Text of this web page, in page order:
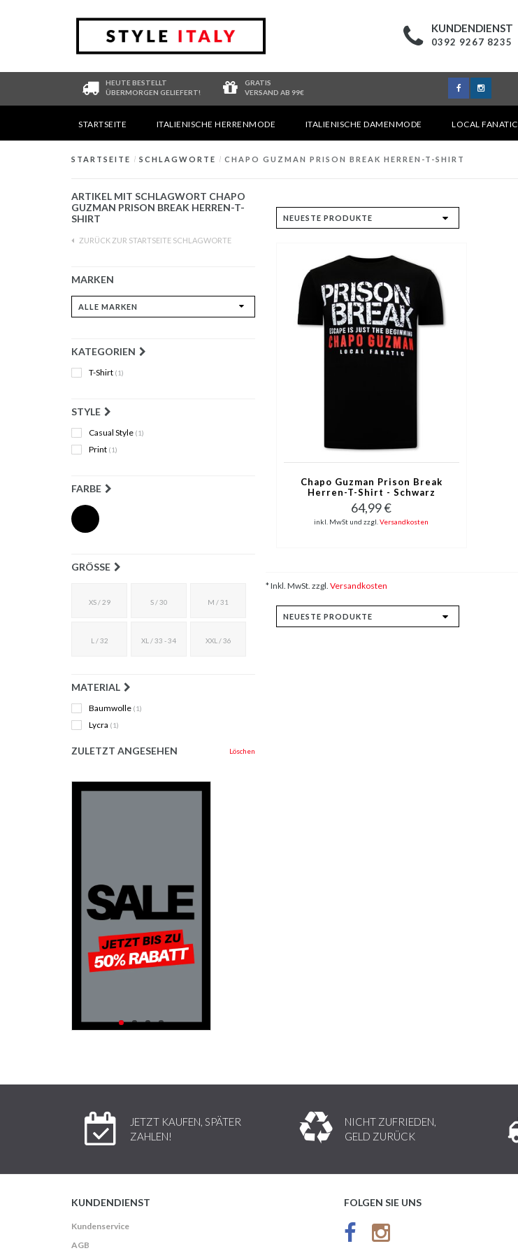
KUNDENDIENST
0392 9267 8235
HEUTE BESTELLT
ÜBERMORGEN GELIEFERT!
GRATIS
VERSAND AB 99€
STARTSEITE ITALIENISCHE HERRENMODE ITALIENISCHE DAMENMODE LOCAL FANATIC
STARTSEITE / SCHLAGWORTE / CHAPO GUZMAN PRISON BREAK HERREN-T-SHIRT
ARTIKEL MIT SCHLAGWORT CHAPO
GUZMAN PRISON BREAK HERREN-T-
SHIRT
ZURÜCK ZUR STARTSEITE SCHLAGWORTE
MARKEN
KATEGORIEN
T-Shirt (1)
STYLE
Casual Style (1)
Print (1)
FARBE
GRÖSSE
XS / 29 S / 30 M / 31
L / 32 XL / 33 - 34 XXL / 36
MATERIAL
Baumwolle (1)
Lycra (1)
ZULETZT ANGESEHEN Löschen
Chapo Guzman Prison Break
Herren-T-Shirt - Schwarz
64,99 €
inkl. MwSt und zzgl.Versandkosten
* Inkl. MwSt. zzgl. Versandkosten
JETZT KAUFEN, SPÄTER
ZAHLEN!
NICHT ZUFRIEDEN,
GELD ZURÜCK
KUNDENDIENST
Kundenservice
AGB
FOLGEN SIE UNS